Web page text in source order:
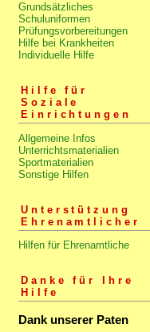
Grundsätzliches
Schuluniformen
Prüfungsvorbereitungen
Hilfe bei Krankheiten
Individuelle Hilfe
Hilfe für
Soziale
Einrichtungen
Allgemeine Infos
Unterrichtsmaterialien
Sportmaterialien
Sonstige Hilfen
Unterstützung
Ehrenamtlicher
Hilfen für Ehrenamtliche
Danke für Ihre
Hilfe
Dank unserer Paten